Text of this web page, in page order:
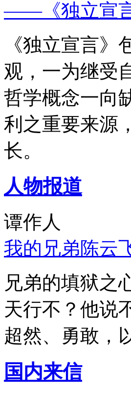
——《独立宣
《独立宣言
观，一为继受
哲学概念一向
利之重要来源
长。
人物报道
谭作人
我的兄弟陈云
兄弟的填狱之
天行不？他说
超然、勇敢，
国内来信